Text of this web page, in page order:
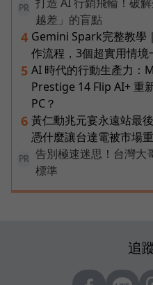
PR
越差」的盲點
4 Gemini Spark完整教學
作流程，3個超實用情境
5 AI 時代的行動生產力：
Prestige 14 Flip AI+ 重
PC？
6 黃仁勳兆元宴永遠站最
憑什麼讓台達電被市場
PR
告別極速迷思！台灣大
標準
追